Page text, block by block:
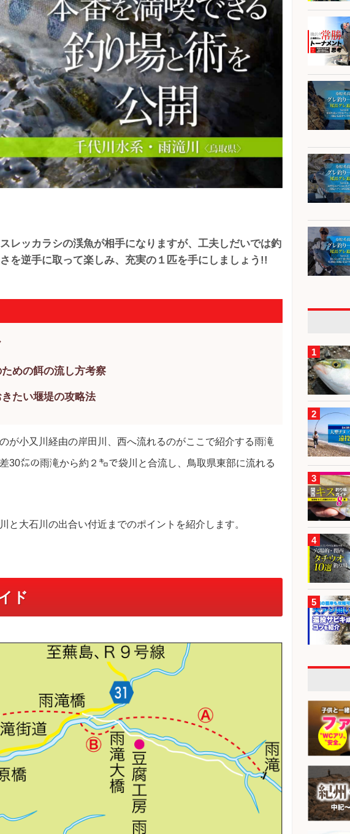
レッカラシの渓魚が相手になりますが、工夫しだいでは釣
を逆手に取って楽しみ、充実の１匹を手にしましょう!!
ための餌の流し方考察
たい堰堤の攻略法
が小又川経由の岸田川、西へ流れるのがここで紹介する雨滝
30㍍の雨滝から約２㌔で袋川と合流し、鳥取県東部に流れる
と大石川の出合い付近までのポイントを紹介します。
ド
1
2
3
4
5